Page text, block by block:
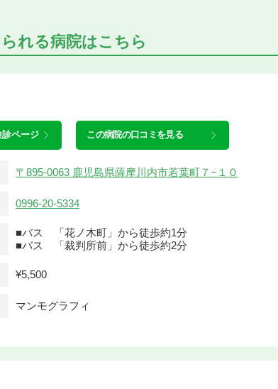
れる病院はこちら
ページ この病院の口コミを見る
〒895-0063 鹿児島県薩摩川内市若葉町７−１０
0996-20-5334
■バス 「花ノ木町」から徒歩約1分
■バス 「裁判所前」から徒歩約2分
¥5,500
マンモグラフィ